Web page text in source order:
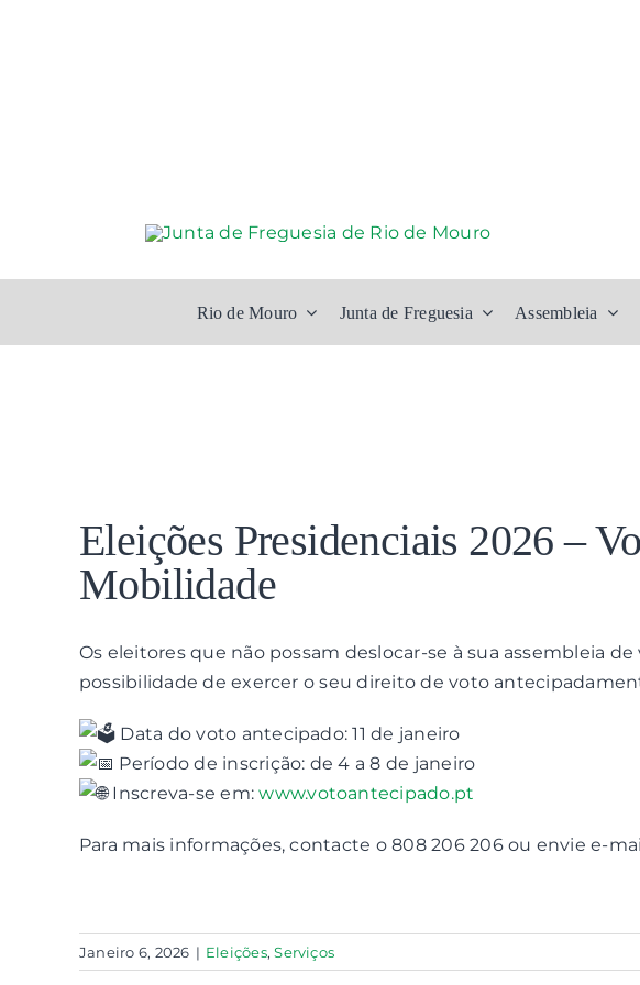
Rio de Mouro Junta de Freguesia Assembleia
Larger
Image
Eleições Presidenciais 2026 –
Mobilidade
Os eleitores que não possam deslocar-se à sua assembleia
possibilidade de exercer o seu direito de voto
Data do voto antecipado: 11 de janeiro
Período de inscrição: de 4 a 8 de janeiro
Inscreva-se em:www.votoantecipado.pt
Para mais informações, contacte o 808 206 206 ou envie e-
Janeiro 6, 2026 | Eleições,Serviços